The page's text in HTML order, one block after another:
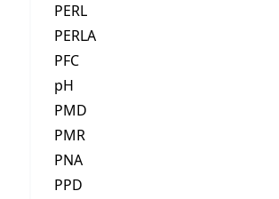
PERL
PERLA
PFC
pH
PMD
PMR
PNA
PPD